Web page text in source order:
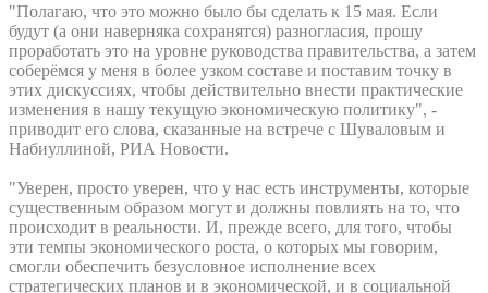
"Полагаю, что это можно было бы сделать к 15 мая. Если
будут (а они наверняка сохранятся) разногласия, прошу
проработать это на уровне руководства правительства, а затем
соберёмся у меня в более узком составе и поставим точку в
этих дискуссиях, чтобы действительно внести практические
изменения в нашу текущую экономическую политику", -
приводит его слова, сказанные на встрече с Шуваловым и
Набиуллиной, РИА Новости.
"Уверен, просто уверен, что у нас есть инструменты, которые
существенным образом могут и должны повлиять на то, что
происходит в реальности. И, прежде всего, для того, чтобы
эти темпы экономического роста, о которых мы говорим,
смогли обеспечить безусловное исполнение всех
стратегических планов и в экономической, и в социальной